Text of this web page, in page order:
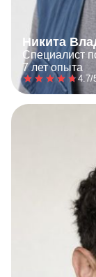
Никита
Специалист
7 лет опыта
4.7/